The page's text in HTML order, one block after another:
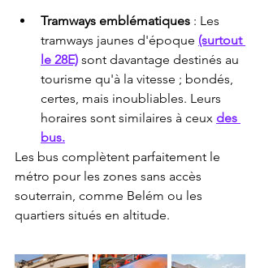
Tramways emblématiques : Les
tramways jaunes d'époque (surtout
le 28E) sont davantage destinés au
tourisme qu'à la vitesse ; bondés,
certes, mais inoubliables. Leurs
horaires sont similaires à ceux des
bus.
Les bus complètent parfaitement le
métro pour les zones sans accès
souterrain, comme Belém ou les
quartiers situés en altitude.